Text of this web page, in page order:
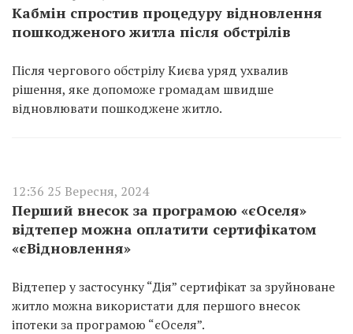
Кабмін спростив процедуру відновлення
пошкодженого житла після обстрілів
Після чергового обстрілу Києва уряд ухвалив
рішення, яке допоможе громадам швидше
відновлювати пошкоджене житло.
12:36 25 Вересня, 2024
Перший внесок за програмою «єОселя»
відтепер можна оплатити сертифікатом
«єВідновлення»
Відтепер у застосунку “Дія” сертифікат за зруйноване
житло можна використати для першого внесок
іпотеки за програмою “єОселя”.